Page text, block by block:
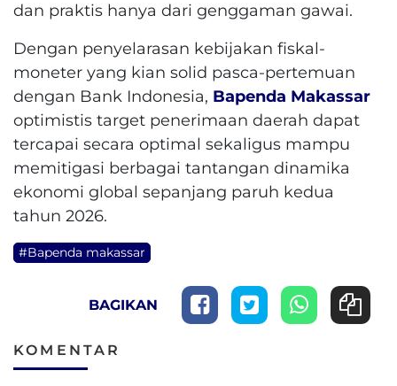
dan praktis hanya dari genggaman gawai.
​Dengan penyelarasan kebijakan fiskal-
moneter yang kian solid pasca-pertemuan
dengan Bank Indonesia, Bapenda Makassar
optimistis target penerimaan daerah dapat
tercapai secara optimal sekaligus mampu
memitigasi berbagai tantangan dinamika
ekonomi global sepanjang paruh kedua
tahun 2026.
#Bapenda makassar
BAGIKAN
KOMENTAR